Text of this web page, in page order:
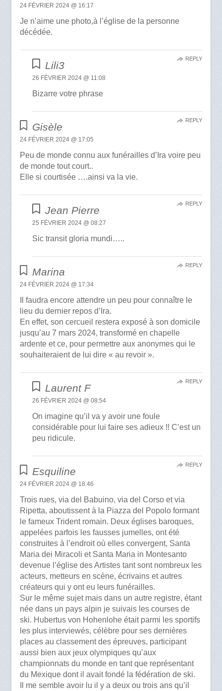
24 FÉVRIER 2024 @ 16:17
Je n’aime une photo,à l’église de la personne
décédée.
Lili3
26 FÉVRIER 2024 @ 11:08
Bizarre votre phrase
REPLY
Gisèle
24 FÉVRIER 2024 @ 17:05
Peu de monde connu aux funérailles d’Ira voire peu
de monde tout court..
Elle si courtisée ….ainsi va la vie.
REPLY
Jean Pierre
25 FÉVRIER 2024 @ 08:27
Sic transit gloria mundi…..
REPLY
Marina
24 FÉVRIER 2024 @ 17:34
Il faudra encore attendre un peu pour connaître le
lieu du dernier repos d’Ira.
En effet, son cercueil restera exposé à son domicile
jusqu’au 7 mars 2024, transformé en chapelle
ardente et ce, pour permettre aux anonymes qui le
souhaiteraient de lui dire « au revoir ».
REPLY
Laurent F
26 FÉVRIER 2024 @ 08:54
On imagine qu’il va y avoir une foule
considérable pour lui faire ses adieux !! C’est un
peu ridicule.
REPLY
Esquiline
24 FÉVRIER 2024 @ 18:46
Trois rues, via del Babuino, via del Corso et via
Ripetta, aboutissent à la Piazza del Popolo formant
le fameux Trident romain. Deux églises baroques,
appelées parfois les fausses jumelles, ont été
construites à l’endroit où elles convergent, Santa
Maria dei Miracoli et Santa Maria in Montesanto
devenue l’église des Artistes tant sont nombreux les
acteurs, metteurs en scène, écrivains et autres
créateurs qui y ont eu leurs funérailles.
Sur le même sujet mais dans un autre registre, étant
née dans un pays alpin je suivais les courses de
ski. Hubertus von Hohenlohe était parmi les sportifs
les plus interviewés, célèbre pour ses dernières
places au classement des épreuves, participant
aussi bien aux jeux olympiques qu’aux
championnats du monde en tant que représentant
du Mexique dont il avait fondé la fédération de ski.
Il me semble avoir lu il y a deux ou trois ans qu’il
REPLY